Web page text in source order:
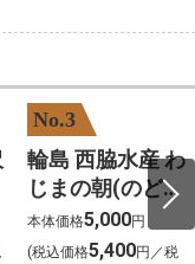
No.3
輪島 西脇水産 わ
じまの朝(のどぐ
ろ入り)3種6枚
本体価格5,000円
(税込価格5,400円／税